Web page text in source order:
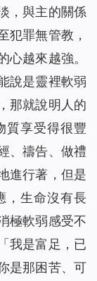
，與主的關係
犯罪無管教，
心越來越強。
說是靈裡軟弱
那就說明人的
質享受得很豐
、禱告、做禮
進行著，但是
，生命沒有長
極軟弱感受不
我是富足，已
是那困苦、可